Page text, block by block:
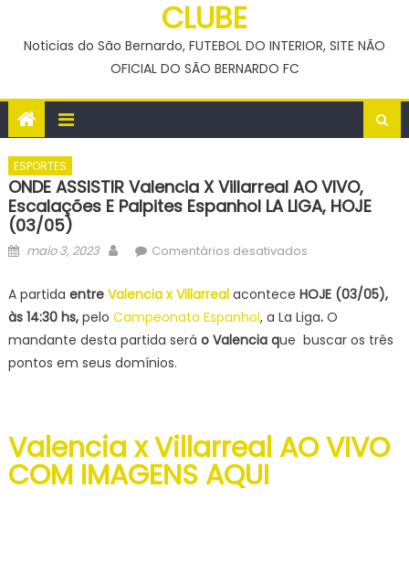
CLUBE
Noticias do São Bernardo, FUTEBOL DO INTERIOR, SITE NÃO
OFICIAL DO SÃO BERNARDO FC
ESPORTES
ONDE ASSISTIR Valencia X Villarreal AO VIVO,
Escalações E Palpites Espanhol LA LIGA, HOJE
(03/05)
Posted
maio 3, 2023 AuthorComentários desativadosem
ASSISTIR
Valencia
x
e
palpites
A partida entre Valencia x Villarreal acontece HOJE (03/05),
às 14:30 hs,pelo Campeonato Espanhol, a La Liga.O
mandante desta partida será o Valencia que buscar os três
pontos em seus domínios.
Valencia x Villarreal AO VIVO
COM IMAGENS AQUI